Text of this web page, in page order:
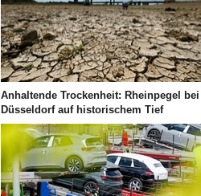
Anhaltende Trockenheit: Rheinpegel bei
Düsseldorf auf historischem Tief